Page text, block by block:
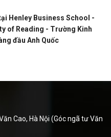
Henley Business School -
of Reading - Trường Kinh
đầu Anh Quốc
Cao, Hà Nội (Góc ngã tư Văn